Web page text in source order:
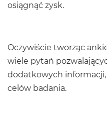
osiągnąć zysk.
Oczywiście tworząc
wiele pytań
dodatkowych informacji,
celów badania.